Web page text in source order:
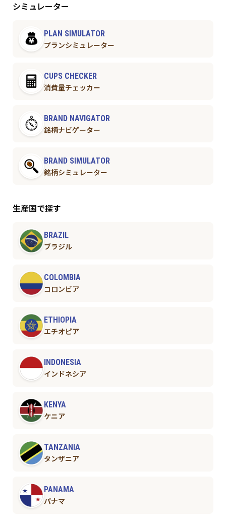
シミュレーター
PLAN SIMULATOR
プランシミュレーター
CUPS CHECKER
消費量チェッカー
BRAND NAVIGATOR
銘柄ナビゲーター
BRAND SIMULATOR
銘柄シミュレーター
生産国で探す
BRAZIL
ブラジル
COLOMBIA
コロンビア
ETHIOPIA
エチオピア
INDONESIA
インドネシア
KENYA
ケニア
TANZANIA
タンザニア
PANAMA
パナマ